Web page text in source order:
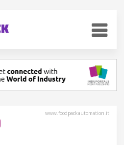
www.foodpackautomation.it